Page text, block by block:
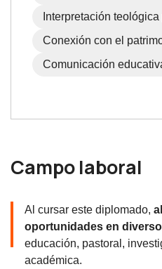
Interpretación
Conexión con el
Comunicación
Campo laboral
Al cursar este diplomado,
oportunidades en
educación, pastoral,
académica.